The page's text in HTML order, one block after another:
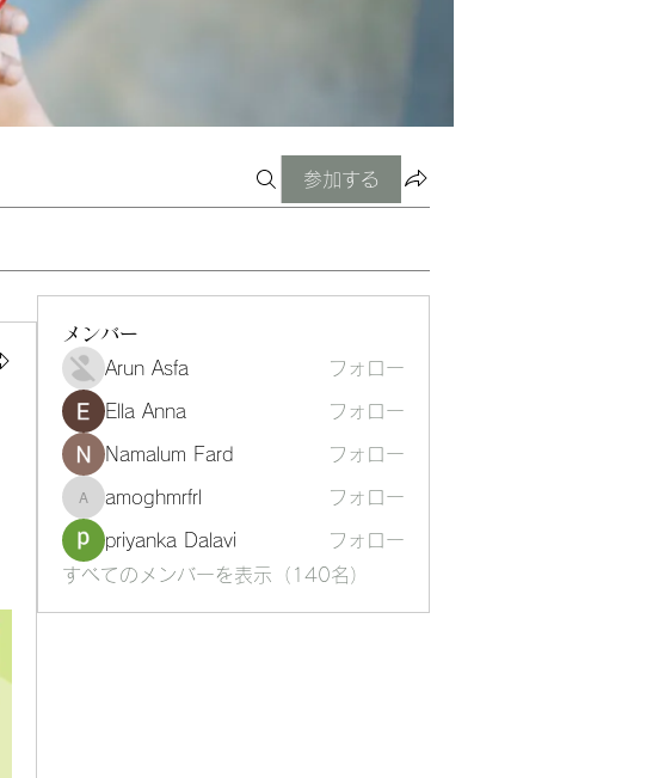
参加する
メンバー
Arun Asfa
フォロー
Ella Anna フォロー
Namalum Fard フォロー
amoghmrfrl
amoghmrfrl フォロー
priyanka Dalavi
フォロー
すべてのメンバーを表示（140名）